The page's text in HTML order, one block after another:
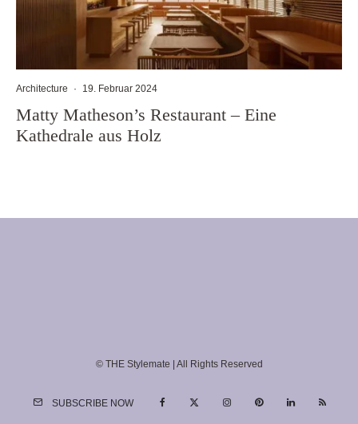
Architecture · 19. Februar 2024
Matty Matheson’s Restaurant – Eine
Kathedrale aus Holz
© THE Stylemate | All Rights Reserved
SUBSCRIBE NOW